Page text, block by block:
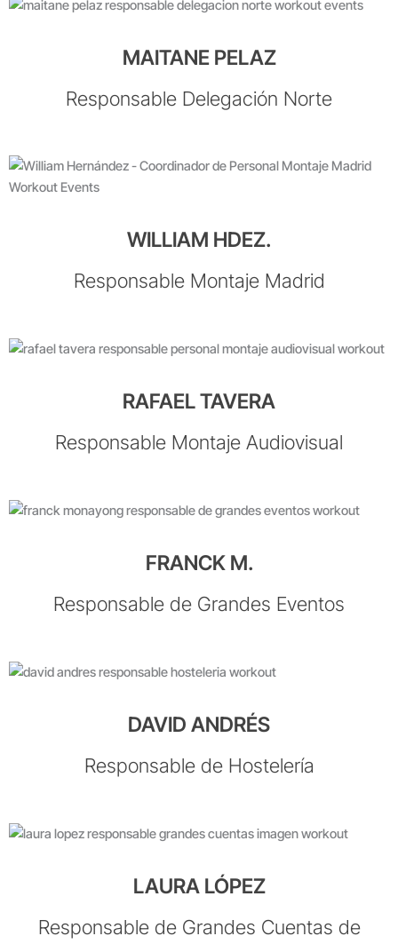
MAITANE PELAZ
Responsable Delegación Norte
WILLIAM HDEZ.
Responsable Montaje Madrid
RAFAEL TAVERA
Responsable Montaje Audiovisual
FRANCK M.
Responsable de Grandes Eventos
DAVID ANDRÉS
Responsable de Hostelería
LAURA LÓPEZ
Responsable de Grandes Cuentas de